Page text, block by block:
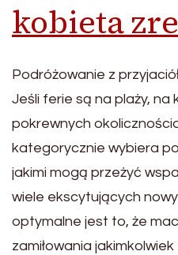
kobieta
Podróżowanie z
Jeśli ferie są na plaży,
pokrewnych
kategorycznie wybiera
jakimi mogą przeżyć
wiele ekscytujących
optymalne jest to, że
zamiłowania